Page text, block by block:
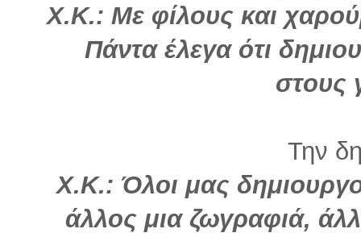
Χ.Κ.: Με φίλους και
Πάντα έλεγα ότι
στους
Την
Χ.Κ.: Όλοι μας
άλλος μια ζωγραφιά,